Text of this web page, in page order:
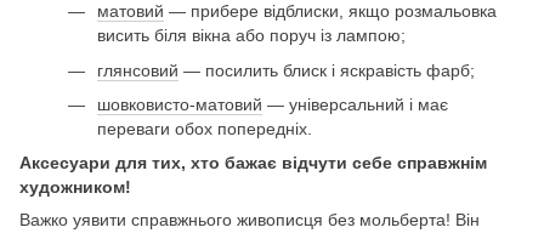
матовий — прибере відблиски, якщо розмальовка
висить біля вікна або поруч із лампою;
глянсовий — посилить блиск і яскравість фарб;
шовковисто-матовий — універсальний і має
переваги обох попередніх.
Аксесуари для тих, хто бажає відчути себе справжнім
художником!
Важко уявити справжнього живописця без мольберта! Він